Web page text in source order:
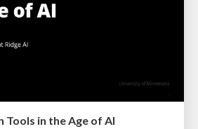
Tools in the Age of AI